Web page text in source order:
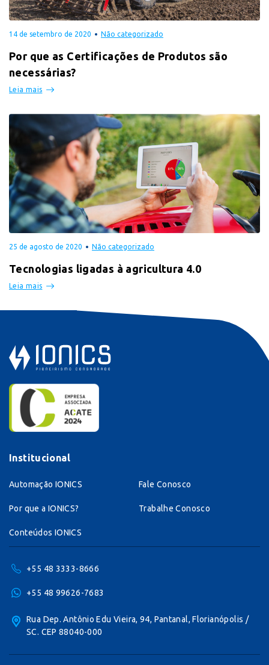
14 de setembro de 2020 Não categorizado
Por que as Certificações de Produtos são
necessárias?
Leia mais
25 de agosto de 2020 Não categorizado
Tecnologias ligadas à agricultura 4.0
Leia mais
Institucional
Automação IONICS
Por que a IONICS?
Conteúdos IONICS
Fale Conosco
Trabalhe Conosco
+55 48 3333-8666
+55 48 99626-7683
Rua Dep. Antônio Edu Vieira, 94, Pantanal, Florianópolis /
SC. CEP 88040-000